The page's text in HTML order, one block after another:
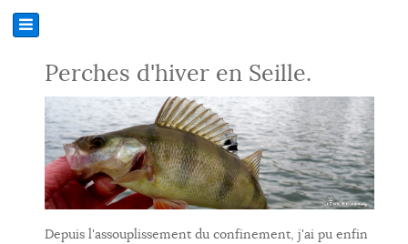
Perches d'hiver en Seille.
Depuis l'assouplissement du confinement, j'ai pu enfin